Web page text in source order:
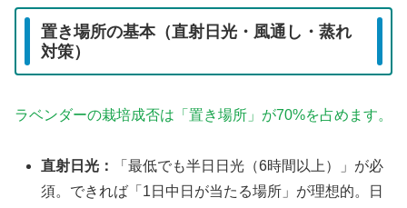
置き場所の基本（直射日光・風通し・蒸れ
対策）
ラベンダーの栽培成否は「置き場所」が70%を占めます。
直射日光：
「最低でも半日日光（6時間以上）」が必
須。できれば「1日中日が当たる場所」が理想的。日